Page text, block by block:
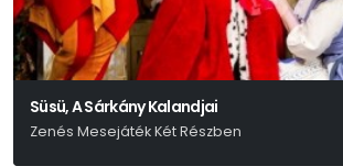
Süsü, A Sárkány Kalandjai
Zenés Mesejáték Két Részben